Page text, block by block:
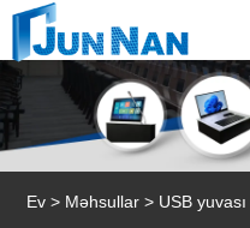
Ev > Məhsullar > USB yuvası